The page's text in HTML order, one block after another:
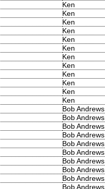
Ken
Ken
Ken
Ken
Ken
Ken
Ken
Ken
Ken
Ken
Ken
Ken
Bob Andrews
Bob Andrews
Bob Andrews
Bob Andrews
Bob Andrews
Bob Andrews
Bob Andrews
Bob Andrews
Bob Andrews
Bob Andrews